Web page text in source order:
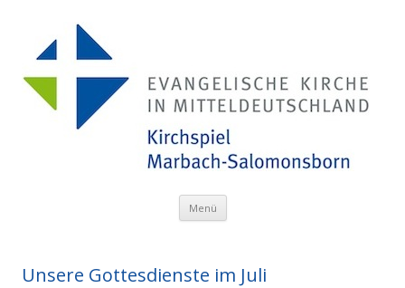
Menü
Unsere Gottesdienste im Juli